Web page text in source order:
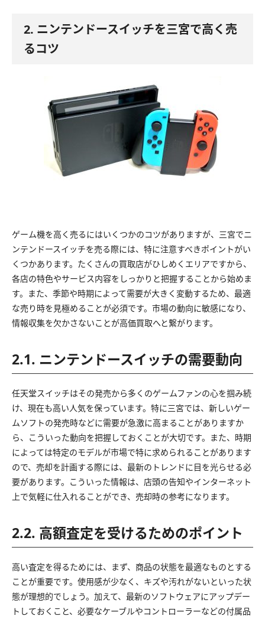
2. ニンテンドースイッチを三宮で高く売
るコツ
ゲーム機を高く売るにはいくつかのコツがありますが、三宮でニ
ンテンドースイッチを売る際には、特に注意すべきポイントがい
くつかあります。たくさんの買取店がひしめくエリアですから、
各店の特色やサービス内容をしっかりと把握することから始めま
す。また、季節や時期によって需要が大きく変動するため、最適
な売り時を見極めることが必須です。市場の動向に敏感になり、
情報収集を欠かさないことが高価買取へと繋がります。
2.1. ニンテンドースイッチの需要動向
任天堂スイッチはその発売から多くのゲームファンの心を掴み続
け、現在も高い人気を保っています。特に三宮では、新しいゲー
ムソフトの発売時などに需要が急激に高まることがありますか
ら、こういった動向を把握しておくことが大切です。また、時期
によっては特定のモデルが市場で特に求められることがあります
ので、売却を計画する際には、最新のトレンドに目を光らせる必
要があります。こういった情報は、店頭の告知やインターネット
上で気軽に仕入れることができ、売却時の参考になります。
2.2. 高額査定を受けるためのポイント
高い査定を得るためには、まず、商品の状態を最適なものとする
ことが重要です。使用感が少なく、キズや汚れがないといった状
態が理想的でしょう。加えて、最新のソフトウェアにアップデー
トしておくこと、必要なケーブルやコントローラーなどの付属品